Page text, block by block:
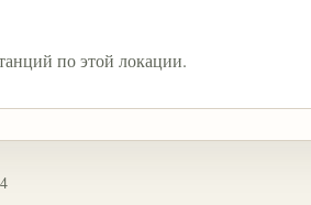
по этой локации.